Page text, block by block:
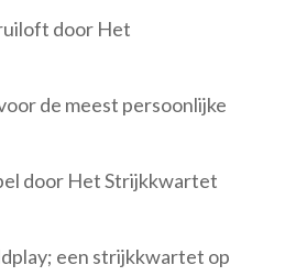
door Het
de meest persoonlijke
door Het Strijkkwartet
een strijkkwartet op